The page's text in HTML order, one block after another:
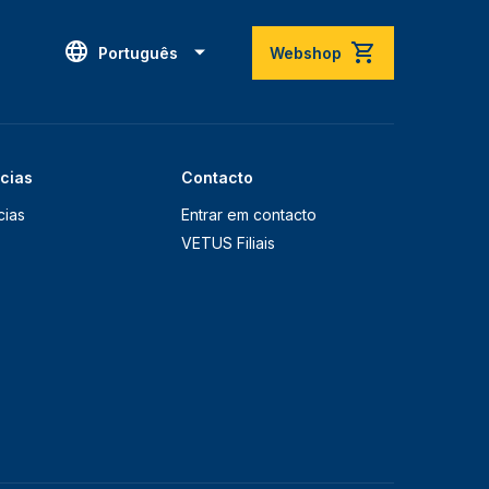
Português Webshop
Contacto
Entrar em contacto
VETUS Filiais